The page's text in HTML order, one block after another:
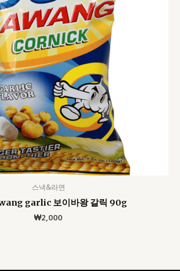
스낵&라면
garlic 보이바왕 갈릭 90g
₩2,000